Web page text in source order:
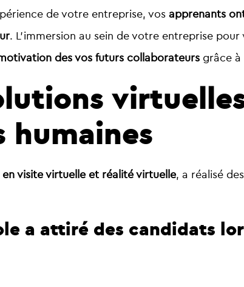
de votre entreprise, vos apprenants
. L’immersion au sein de votre entreprise
des vos futurs collaborateurs grâce
humaines
visite virtuelle et réalité virtuelle, a réalisé
a attiré des candidats